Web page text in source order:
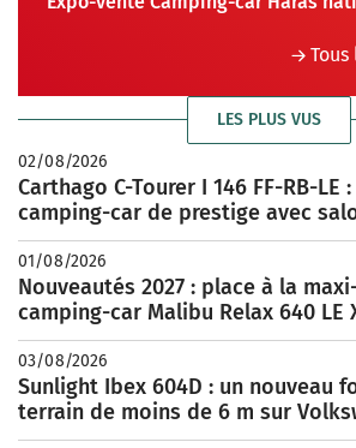
LES PLUS VUS
02/08/2026
Carthago C-Tourer I 146 FF-RB-LE
camping-car de prestige avec
01/08/2026
Nouveautés 2027 : place à la
camping-car Malibu Relax 640 LE
03/08/2026
Sunlight Ibex 604D : un nouveau
terrain de moins de 6 m sur